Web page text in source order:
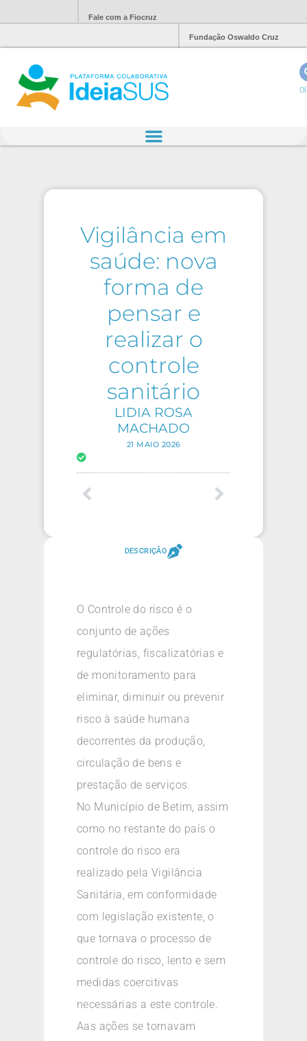
Fale com a Fiocruz
Fundação Oswaldo Cruz
Vigilância em
saúde: nova
forma de
pensar e
realizar o
controle
sanitário
LIDIA ROSA
MACHADO
21 MAIO 2026
DESCRIÇÃO
O Controle do risco é o
conjunto de ações
regulatórias, fiscalizatórias e
de monitoramento para
eliminar, diminuir ou prevenir
risco à saúde humana
decorrentes da produção,
circulação de bens e
prestação de serviços.
No Município de Betim, assim
como no restante do país o
controle do risco era
realizado pela Vigilância
Sanitária, em conformidade
com legislação existente, o
que tornava o processo de
controle do risco, lento e sem
medidas coercitivas
necessárias a este controle.
Aas ações se tornavam